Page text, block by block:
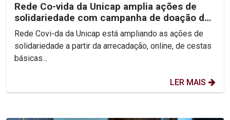
Rede Co-vida da Unicap amplia ações de
solidariedade com campanha de doação de
cestas para...
Rede Covi-da da Unicap está ampliando as ações de
solidariedade a partir da arrecadação, online, de cestas
básicas...
LER MAIS